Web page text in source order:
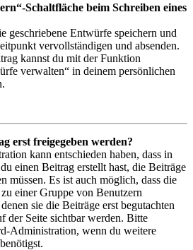
Schaltfläche beim Schreiben eines
geschriebene Entwürfe speichern und
vervollständigen und absenden.
kannst du mit der Funktion
verwalten“ in deinem persönlichen
erst freigegeben werden?
kann entschieden haben, dass in
einen Beitrag erstellt hast, die Beiträge
müssen. Es ist auch möglich, dass die
einer Gruppe von Benutzern
sie die Beiträge erst begutachten
der Seite sichtbar werden. Bitte
Administration, wenn du weitere